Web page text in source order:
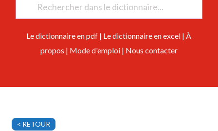
Le dictionnaire en pdf | Le dictionnaire en excel |À
propos | Mode d'emploi| Nous contacter
< RETOUR